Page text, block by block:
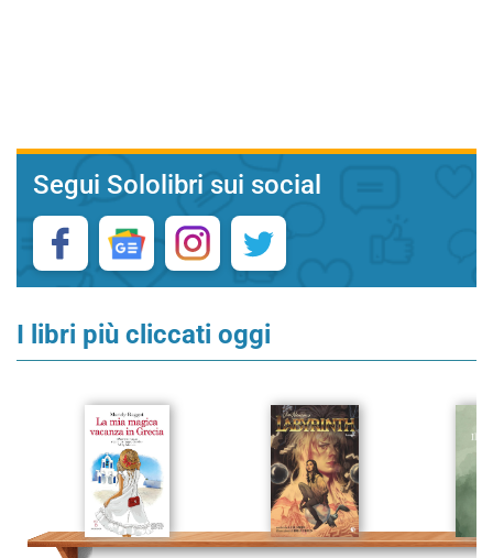
Segui Sololibri sui social
I libri più cliccati oggi